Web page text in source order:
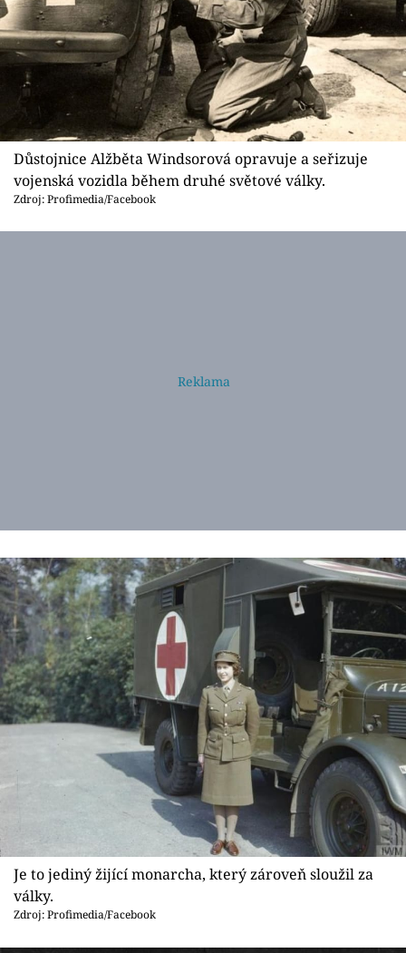
Důstojnice Alžběta Windsorová opravuje a seřizuje
vojenská vozidla během druhé světové války.
Zdroj: Profimedia/Facebook
Je to jediný žijící monarcha, který zároveň sloužil za
války.
Zdroj: Profimedia/Facebook